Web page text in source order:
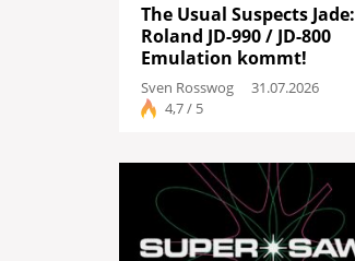
The Usual Suspects Jade:
Roland JD-990 / JD-800
Emulation kommt!
Sven Rosswog
31.07.2026
4,7 / 5